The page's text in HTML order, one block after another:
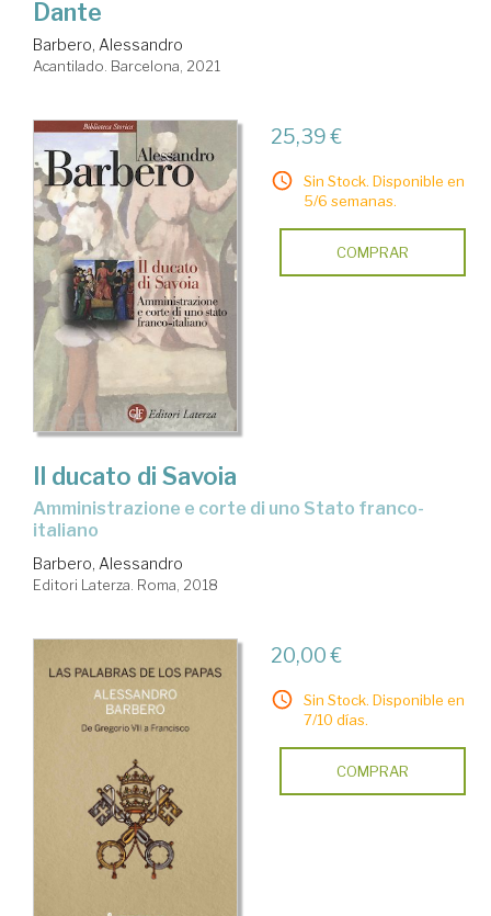
Dante
Barbero, Alessandro
Acantilado. Barcelona, 2021
25,39 €
Sin Stock. Disponible en
5/6 semanas.
COMPRAR
Il ducato di Savoia
Amministrazione e corte di uno Stato franco-
italiano
Barbero, Alessandro
Editori Laterza. Roma, 2018
20,00 €
Sin Stock. Disponible en
7/10 días.
COMPRAR